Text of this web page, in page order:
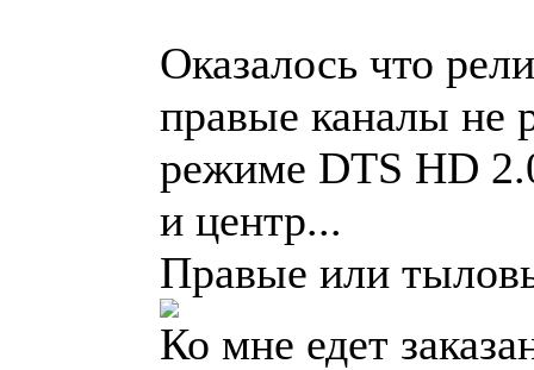
Оказалось что
правые каналы не
режиме DTS HD
и центр...
Правые или
Ко мне едет